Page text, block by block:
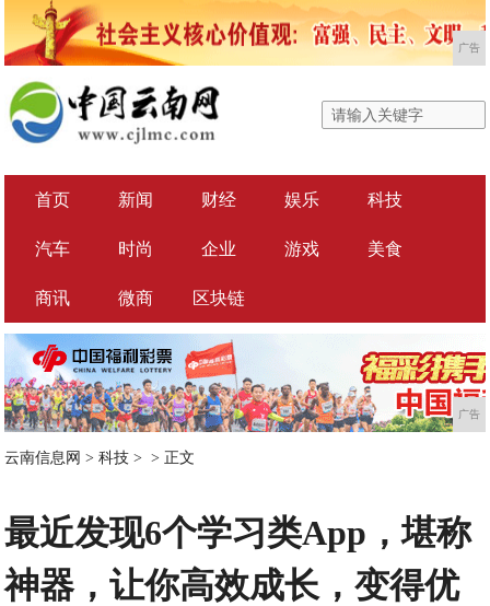
广告
首页 新闻 财经 娱乐 科技
汽车 时尚 企业 游戏 美食
商讯 微商 区块链
广告
云南信息网 >科技 > > 正文
最近发现6个学习类App，堪称
神器，让你高效成长，变得优